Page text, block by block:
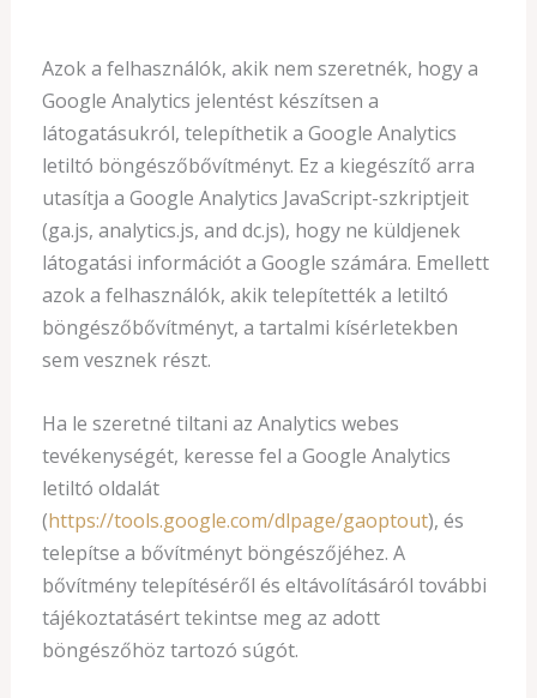
Azok a felhasználók, akik nem szeretnék, hogy a
Google Analytics jelentést készítsen a
látogatásukról, telepíthetik a Google Analytics
letiltó böngészőbővítményt. Ez a kiegészítő arra
utasítja a Google Analytics JavaScript-szkriptjeit
(ga.js, analytics.js, and dc.js), hogy ne küldjenek
látogatási információt a Google számára. Emellett
azok a felhasználók, akik telepítették a letiltó
böngészőbővítményt, a tartalmi kísérletekben
sem vesznek részt.
Ha le szeretné tiltani az Analytics webes
tevékenységét, keresse fel a Google Analytics
letiltó oldalát
(https://tools.google.com/dlpage/gaoptout), és
telepítse a bővítményt böngészőjéhez. A
bővítmény telepítéséről és eltávolításáról további
tájékoztatásért tekintse meg az adott
böngészőhöz tartozó súgót.